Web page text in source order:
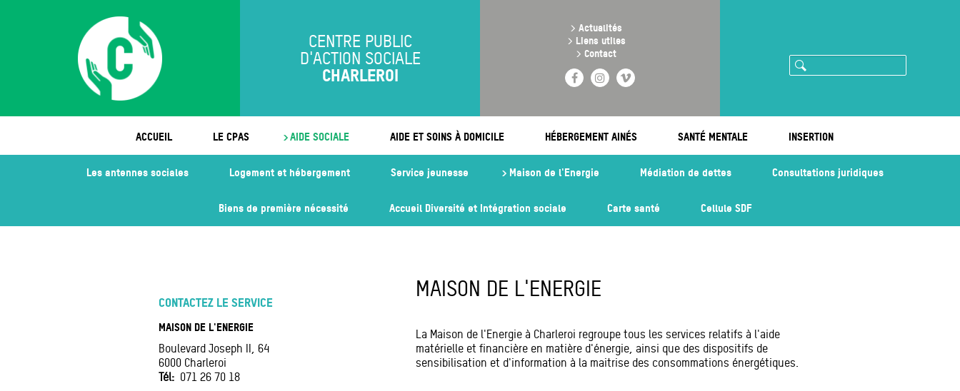
CENTRE PUBLIC
D'ACTION SOCIALE
CHARLEROI
> Actualités
> Liens utiles
> Contact
FacebookInstagram
Vimeo
Rechercher
ACCUEIL LE CPAS AIDE SOCIALE AIDE ET SOINS À DOMICILE HÉBERGEMENT AINÉS SANTÉ MENTALE INSERTION
Les antennes sociales Logement et hébergement Service jeunesse Maison de l'Energie Médiation de dettes Consultations juridiques
Biens de première nécessité Accueil Diversité et Intégration sociale Carte santé Cellule SDF
CONTACTEZ LE SERVICE
MAISON DE L'ENERGIE
Boulevard Joseph II, 64
6000 Charleroi
Tél
071 26 70 18
MAISON DE L'ENERGIE
La Maison de l'Energie à Charleroi regroupe tous les services relatifs à l'aide
matérielle et financière en matière d'énergie, ainsi que des dispositifs de
sensibilisation et d'information à la maitrise des consommations énergétiques.